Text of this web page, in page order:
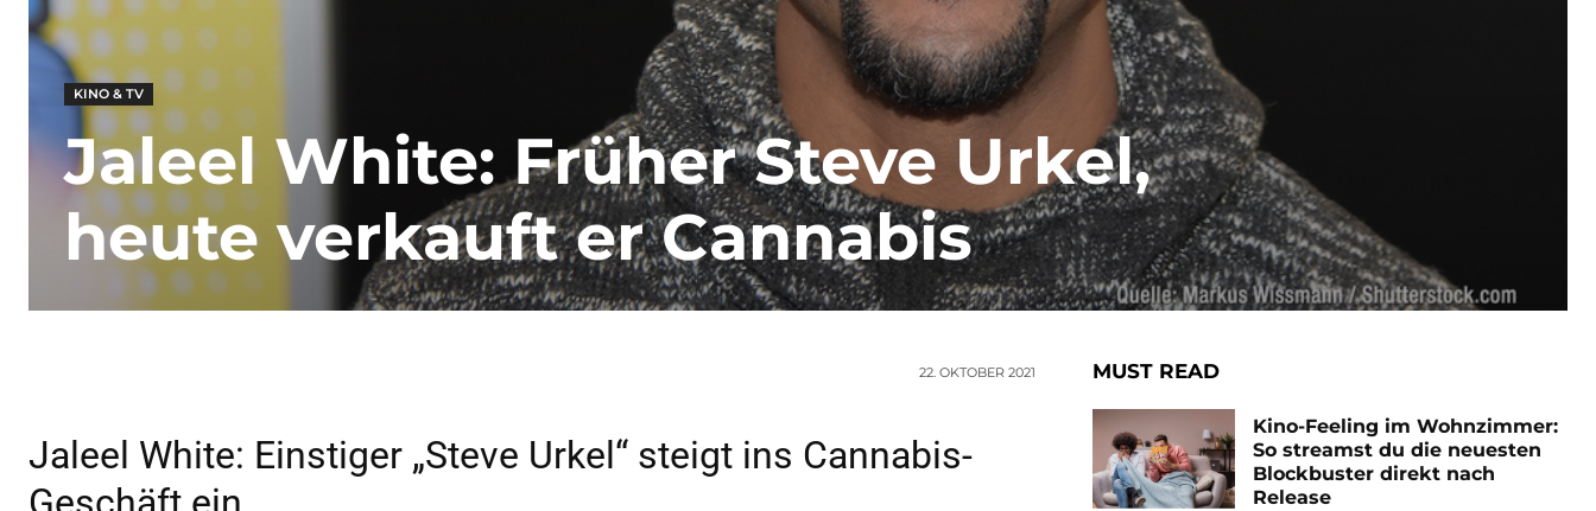
KINO & TV
Jaleel White: Früher Steve Urkel,
heute verkauft er Cannabis
22. OKTOBER 2021
Jaleel White: Einstiger „Steve Urkel“ steigt ins Cannabis-
MUST READ
Kino-Feeling im Wohnzimmer:
So streamst du die neuesten
Blockbuster direkt nach
Release